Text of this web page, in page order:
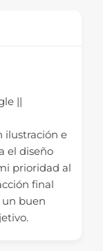
||
ilustración e
el diseño
prioridad al
final
buen